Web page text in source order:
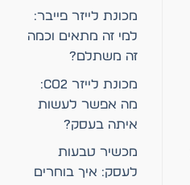
מכונת לייזר פייבר:
למי זה מתאים וכמה
זה משתלם?
מכונת לייזר CO2:
מה אפשר לעשות
איתה בעסק?
מכשיר טבעות
לעסק: איך בוחרים